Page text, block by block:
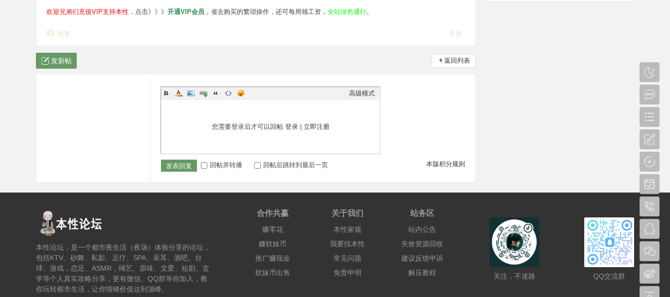
欢迎兄弟们充值VIP支持本性 ，点击》》》 开通VIP会员 ，省去购买的繁琐操作，还可每周领工资， 全站绿色通行。
回复 举报
返回列表
发新帖
高级模式
您需要登录后才可以回帖 登录| 立即注册
本版积分规则
发表回复 回帖并转播 回帖后跳转到最后一页
本性论坛，是一个都市夜生活（夜场）体验分享的论坛，
包括KTV、砂舞、私影、足疗、SPA、采耳、酒吧、台
球、游戏，恋足、ASMR，绳艺、原味、文爱、短剧、玄
学等个人真实攻略分享，更有微信、QQ群等你加入，教
你玩转都市生活，让你情绪价值达到顶峰。
合作共赢
赚零花
赚软妹币
推广赚现金
软妹币出售
关于我们
本性家规
我要找本性
常见问题
免责申明
站务区
站内公告
失效资源回收
建议反馈申诉
解压教程
QQ交流群
关注，不迷路